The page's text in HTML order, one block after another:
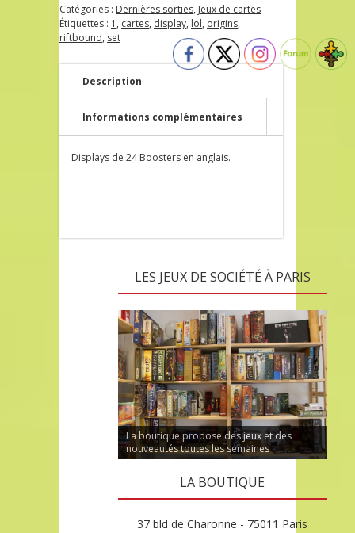
Catégories : Dernières sorties, Jeux de cartes
Étiquettes : 1 , cartes, display, lol, origins,
riftbound, set
Description
Informations complémentaires
Displays de 24 Boosters en anglais.
LES JEUX DE SOCIÉTÉ À PARIS
La boutique propose des jeux et des
nouveautés toutes les semaines
LA BOUTIQUE
37 bld de Charonne - 75011 Paris